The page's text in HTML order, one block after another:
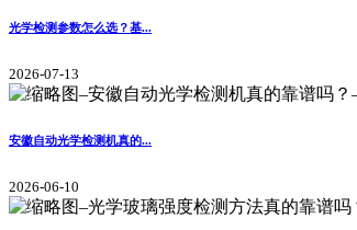
光学检测参数怎么选？基...
2026-07-13
安徽自动光学检测机真的...
2026-06-10